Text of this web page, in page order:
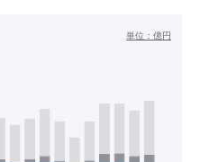
単位： 億円